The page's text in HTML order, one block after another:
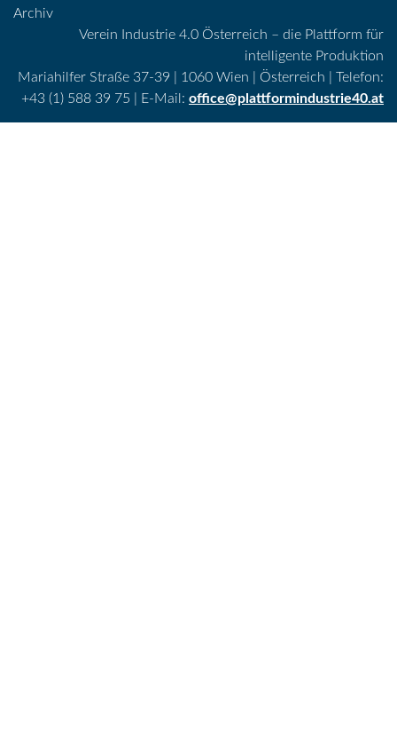
Archiv
Verein Industrie 4.0 Österreich – die Plattform für
intelligente Produktion
Mariahilfer Straße 37-39 | 1060 Wien | Österreich | Telefon:
+43 (1) 588 39 75 | E-Mail: office@plattformindustrie40.at